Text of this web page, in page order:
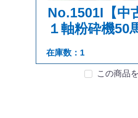
No.1501I【中
１軸粉砕機50
在庫数：1
この商品